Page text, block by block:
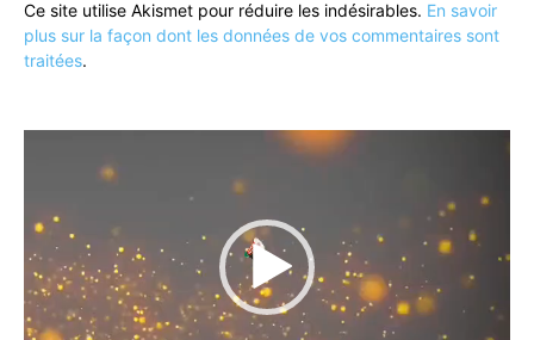
Ce site utilise Akismet pour réduire les indésirables. En savoir
plus sur la façon dont les données de vos commentaires sont
traitées.